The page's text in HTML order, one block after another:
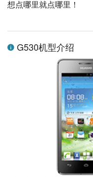
想点哪里就点哪里！
G530机型介绍